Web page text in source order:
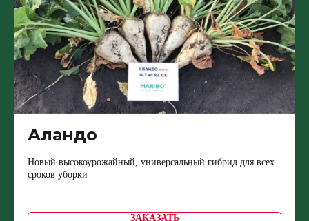
Аландо
Новый высокоурожайный, универсальный гибрид для всех
сроков уборки
ЗАКАЗАТЬ